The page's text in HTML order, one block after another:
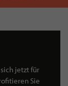
sich jetzt für
Sie